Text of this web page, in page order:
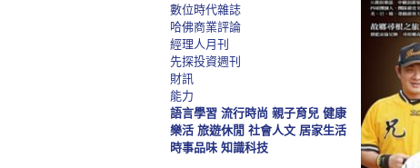
數位時代雜誌
哈佛商業評論
經理人月刊
先探投資週刊
財訊
能力
語言學習 流行時尚 親子育兒 健康
樂活 旅遊休閒 社會人文 居家生活
時事品味 知識科技